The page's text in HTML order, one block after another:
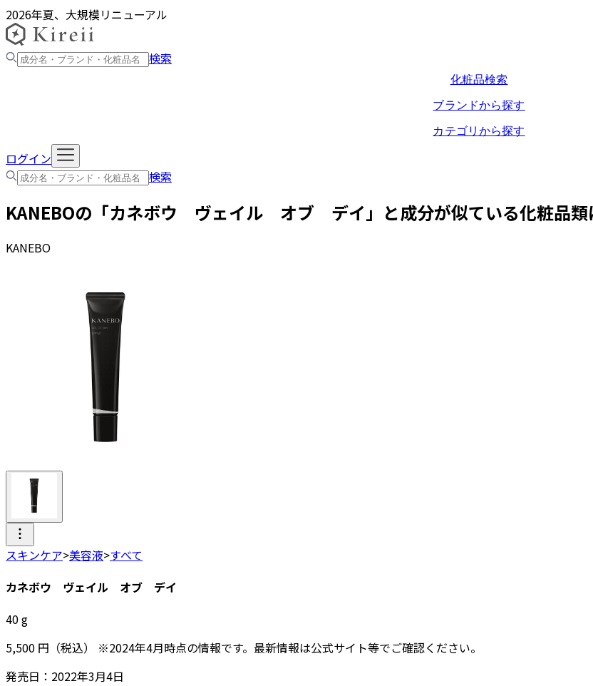
2026年夏、大規模リニューアル
検索
化粧品検索
ブランドから探す
カテゴリから探す
ログイン
検索
KANEBOの「カネボウ ヴェイル オブ デイ 」と成分が似ている化粧品類
KANEBO
スキンケア>美容液>すべて
カネボウ ヴェイル オブ デイ
40g
5,500 円 （税込） ※2024年4月時点の情報です。最新情報は公式サイト等でご確認ください。
発売日： 2022年3月4日